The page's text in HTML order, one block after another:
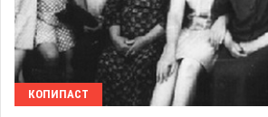
КОПИПАСТ